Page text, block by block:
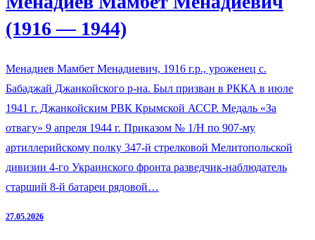
(1916 — 1944)
Менадиев Мамбет Менадиевич, 1916 г.р., уроженец с.
Бабаджай Джанкойского р-на. Был призван в РККА в июле
1941 г. Джанкойским РВК Крымской АССР. Медаль «За
отвагу» 9 апреля 1944 г. Приказом № 1/Н по 907-му
артиллерийскому полку 347-й стрелковой Мелитопольской
дивизии 4-го Украинского фронта разведчик-наблюдатель
старший 8-й батареи рядовой…
27.05.2026